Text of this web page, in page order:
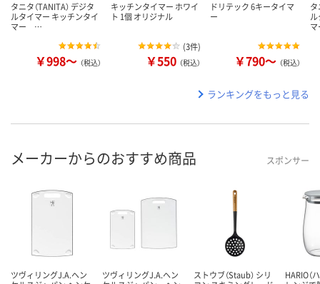
タニタ（TANITA） デジタ
ルタイマー キッチンタイ
マー …
￥998～ （税込）
キッチンタイマー ホワイ
ト 1個 オリジナル
(3件)
￥550 （税込）
ドリテック 6キータイマ
ー
￥790～ （税込）
タ
ランキングをもっと見る
メーカーからのおすすめ商品 スポンサー
ツヴィリングJ.A.ヘン
ツヴィリングJ.A.ヘン
ストウブ（Staub） シリ
HARIO（